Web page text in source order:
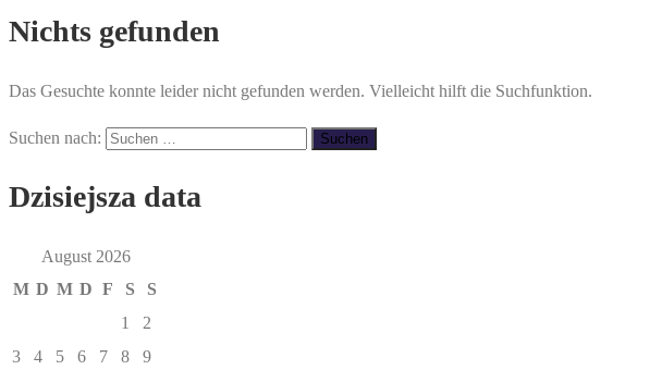
Nichts gefunden
Das Gesuchte konnte leider nicht gefunden werden. Vielleicht hilft die Suchfunktion.
Suchen nach:
Dzisiejsza data
August 2026
M D M D F S
S
1
2
3
4 5 6 7 8
9